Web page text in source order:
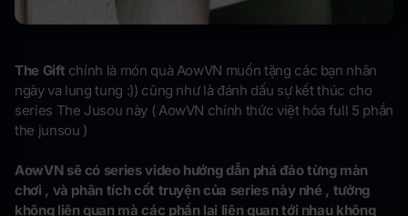
The Gift chính là món quà AowVN muốn tặng các bạn nhân
ngày va lung tung :)) cũng như là đánh dấu sự kết thúc cho
series The Jusou này ( AowVN chính thức việt hóa full 5 phần
the junsou )
AowVN sẽ có series video hướng dẫn phá đảo từng màn
chơi , và phân tích cốt truyện của series này nhé , tưởng
không liên quan mà các phần lại liên quan tới nhau không